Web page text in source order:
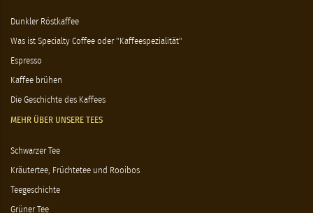
Dunkler Röstkaffee
Was ist Specialty Coffee oder "Kaffeespezialität"
Espresso
Kaffee brühen
Die Geschichte des Kaffees
MEHR ÜBER UNSERE TEES
Schwarzer Tee
Kräutertee, Früchtetee und Rooibos
Teegeschichte
Grüner Tee